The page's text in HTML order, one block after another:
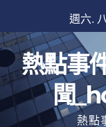
至
內
容
週六.
熱點事
聞
熱點